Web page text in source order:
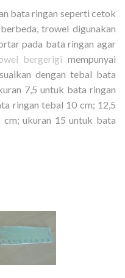
bata ringan seperti cetok
trowel digunakan
pada bata ringan agar
bergerigi mempunyai
dengan tebal bata
7,5 untuk bata ringan
ringan tebal 10 cm; 12,5
ukuran 15 untuk bata